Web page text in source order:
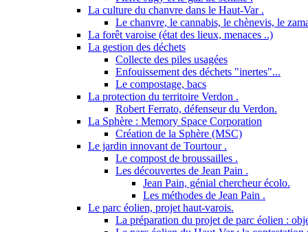
La culture du chanvre dans le Haut-Var .
Le chanvre, le cannabis, le chènevis, le
La forêt varoise (état des lieux, menaces ..)
La gestion des déchets
Collecte des piles usagées
Enfouissement des déchets "inertes"...
Le compostage, bacs
La protection du territoire Verdon .
Robert Ferrato, défenseur du Verdon.
La Sphère : Memory Space Corporation
Création de la Sphère (MSC)
Le jardin innovant de Tourtour .
Le compost de broussailles .
Les découvertes de Jean Pain .
Jean Pain, génial chercheur écolo.
Les méthodes de Jean Pain .
Le parc éolien, projet haut-varois.
La préparation du projet de parc éolien :